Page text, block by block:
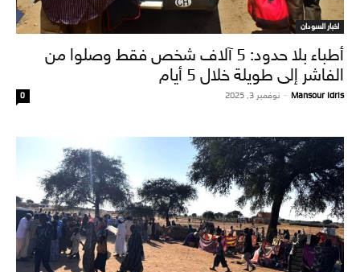
اخبار السودان
أطباء بلا حدود: 5 آلاف شخص فقط وصلوا من
الفاشر إلى طويلة خلال 5 أيام
Mansour Idris
- نوفمبر 3, 2025 0